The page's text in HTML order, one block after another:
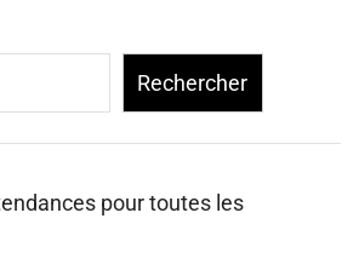
Rechercher
pour toutes les